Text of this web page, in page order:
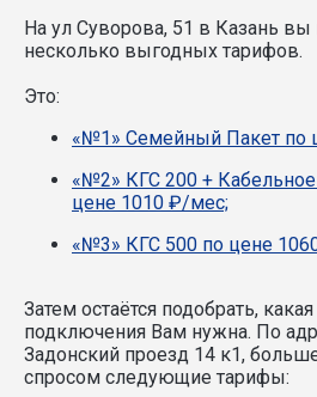
На ул Суворова, 51 в Казань
несколько выгодных тарифов.
Это:
«№1» Семейный Пакет по
«№2» КГС 200 +
цене 1010 ₽/мес;
«№3» КГС 500 по цене
Затем остаётся подобрать,
подключения Вам нужна. По
Задонский проезд 14 к1,
спросом следующие тарифы: